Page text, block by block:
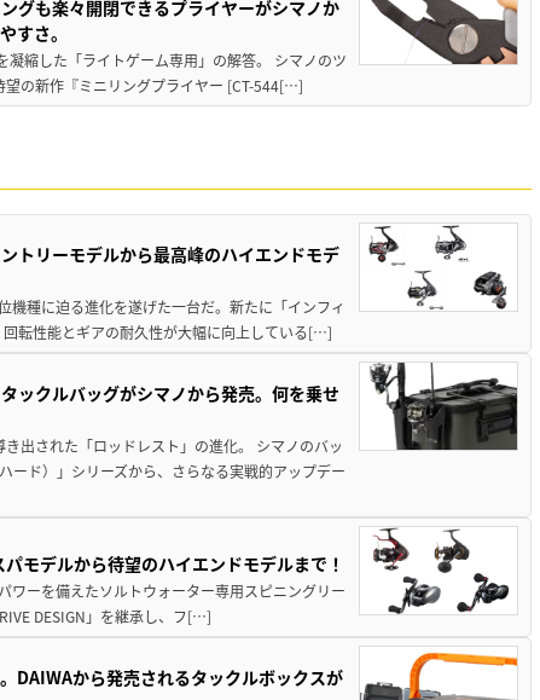
グも楽々開閉できるプライヤーがシマノか
すさ。
縮した「ライトゲーム専用」の解答。 シマノのツ
の新作『ミニリングプライヤー [CT-544[…]
トリーモデルから最高峰のハイエンドモデ
機種に迫る進化を遂げた一台だ。新たに「インフィ
転性能とギアの耐久性が大幅に向上している[…]
ックルバッグがシマノから発売。何を乗せ
出された「ロッドレスト」の進化。 シマノのバッ
ード）」シリーズから、さらなる実戦的アップデー
モデルから待望のハイエンドモデルまで！
ワーを備えたソルトウォーター専用スピニングリー
DESIGN」を継承し、フ[…]
DAIWAから発売されるタックルボックスが